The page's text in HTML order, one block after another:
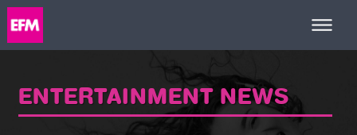
ENTERTAINMENT NEWS